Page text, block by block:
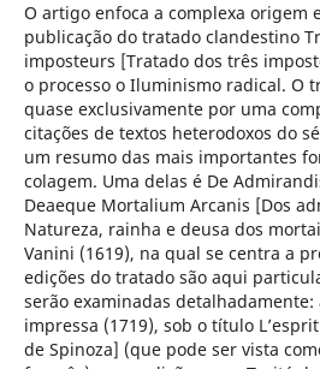
O artigo enfoca a complexa origem
publicação do tratado clandestino
imposteurs [Tratado dos três
o processo o Iluminismo radical. O
quase exclusivamente por uma
citações de textos heterodoxos do
um resumo das mais importantes
colagem. Uma delas é De
Deaeque Mortalium Arcanis [Dos
Natureza, rainha e deusa dos
Vanini (1619), na qual se centra a
edições do tratado são aqui
serão examinadas
impressa (1719), sob o título
de Spinoza] (que pode ser vista